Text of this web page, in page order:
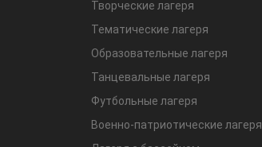
Творческие лагеря
Тематические лагеря
Образовательные лагеря
Танцевальные лагеря
Футбольные лагеря
Военно-патриотические лагеря